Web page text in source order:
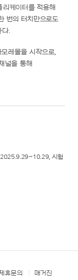
케이터를 적용해
번의 터치만으로도
.
레몰을 시작으로,
널을 통해
시험
휴문의 매거진